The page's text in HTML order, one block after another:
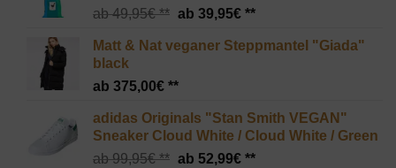
49,95€
Ursprünglicher
war:
39,95€
Aktueller
ist:
Matt & Nat veganer Steppmantel "Giada"
black
375,00€
adidas Originals "Stan Smith VEGAN"
Sneaker Cloud White / Cloud White / Green
99,95€
Ursprünglicher
52,99€
Aktueller